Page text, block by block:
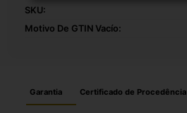
SKU:
Motivo De GTIN Vacío:
Garantia Certificado de Procedência